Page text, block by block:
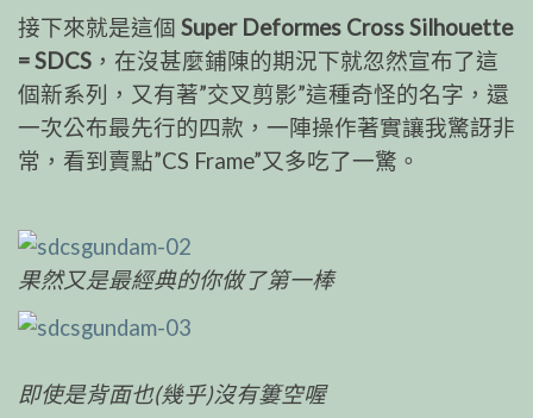
接下來就是這個 Super Deformes Cross Silhouette
= SDCS ，在沒甚麼鋪陳的期況下就忽然宣布了這
個新系列，又有著”交叉剪影”這種奇怪的名字，還
一次公布最先行的四款，一陣操作著實讓我驚訝非
常，看到賣點”CS Frame”又多吃了一驚。
果然又是最經典的你做了第一棒
即使是背面也(幾乎)沒有簍空喔